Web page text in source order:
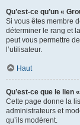
Qu’est-ce qu’un «
Si vous êtes membre
déterminer le rang et
peut vous permettre
l’utilisateur.
Haut
Qu’est-ce que le lien
Cette page donne la
administrateurs et
qu’ils modèrent.